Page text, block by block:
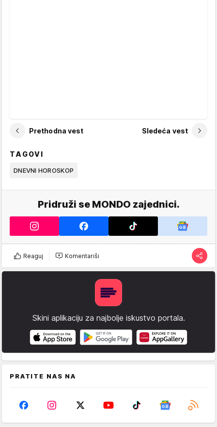
Prethodna vest Sledeća vest
TAGOVI
DNEVNI HOROSKOP
Pridruži se MONDO zajednici.
Reaguj Komentariši
Skini aplikaciju za najbolje iskustvo portala.
PRATITE NAS NA